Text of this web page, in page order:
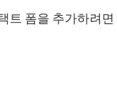
트 폼을 추가하려